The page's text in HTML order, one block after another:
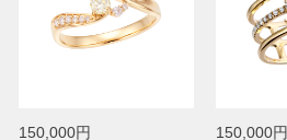
150,000円 150,000円